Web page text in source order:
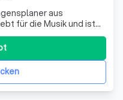
aus
für die Musik und ist
Feier so einmalig und
Ich,Nadine, plane,
Feierlichkeit durch.